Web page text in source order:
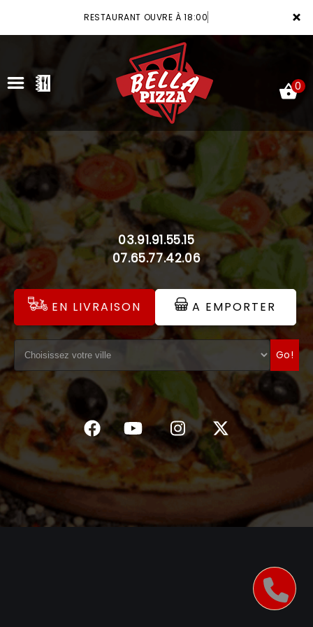
×
RESTAURANT OUVRE À 18:00
ACCUEIL
LA CARTE
VOTRE COMPTE
NOTRE RESTAURANT
VOS AVIS
MENTIONS LÉGALES
C.G.V
0
03.91.91.55.15
07.65.77.42.06
EN LIVRAISON A EMPORTER
Go!